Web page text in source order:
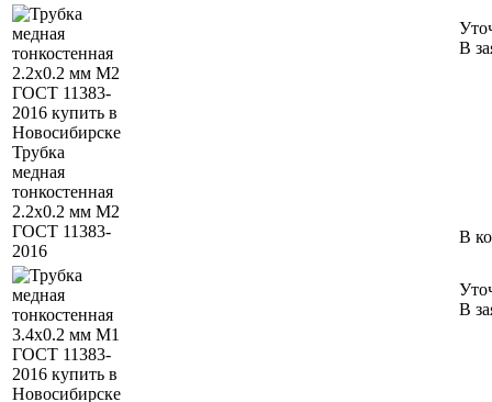
Трубка
медная
тонкостенная
2.2х0.2 мм М2
ГОСТ 11383-
2016
В
В
В